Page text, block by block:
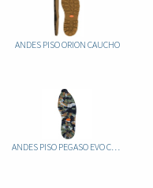
ANDES PISO ORION CAUCHO
ANDES PISO PEGASO EVO CAUCHO